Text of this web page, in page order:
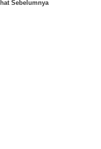
Sebelumnya